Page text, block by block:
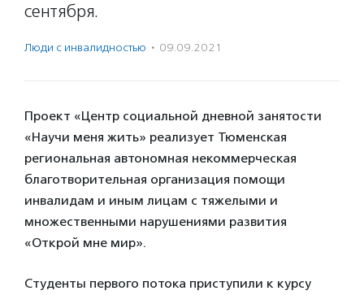
сентября.
Люди с инвалидностью · 09.09.2021
Проект «Центр социальной дневной занятости
«Научи меня жить» реализует Тюменская
региональная автономная некоммерческая
благотворительная организация помощи
инвалидам и иным лицам с тяжелыми и
множественными нарушениями развития
«Открой мне мир».
Студенты первого потока приступили к курсу